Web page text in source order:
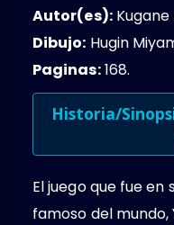
Autor(es):Kugane
Dibujo: Hugin
Paginas:168.
Historia/
El juego que fue en
famoso del